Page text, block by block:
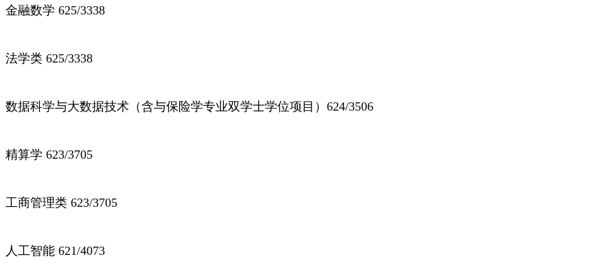
金融数学 625/3338
法学类 625/3338
数据科学与大数据技术（含与保险学专业双学士学位项目）624/3506
精算学 623/3705
工商管理类 623/3705
人工智能 621/4073